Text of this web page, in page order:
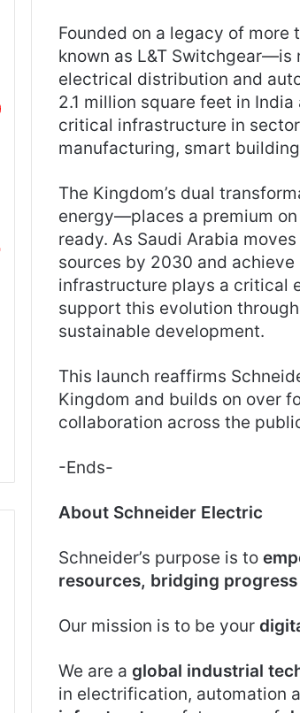
Founded on a legacy of
known as L&T Switchgear—is
electrical distribution and
2.1 million square feet in
critical infrastructure in
manufacturing, smart
The Kingdom’s dual
energy—places a premium
ready. As Saudi Arabia
sources by 2030 and
infrastructure plays a critical
support this evolution
sustainable development.
This launch reaffirms
Kingdom and builds on over
collaboration across the
-Ends-
About Schneider Electric
Schneider’s purpose is to
resources, bridging
Our mission is to be your
We are a global industrial
in electrification, automation